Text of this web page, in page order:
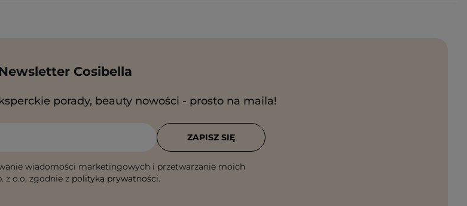
Cosibella
porady, beauty nowości - prosto na maila!
wiadomości marketingowych i przetwarzanie moich
z o.o, zgodnie z polityką prywatności.
ZAPISZ SIĘ